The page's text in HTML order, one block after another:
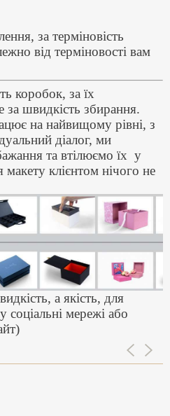
за терміновість
від терміновості вам
коробок, за їх
за швидкість збирання.
на найвищому рівні, з
діалог, ми
та втілюємо їх у
клієнтом нічого не
а якість, для
мережі або